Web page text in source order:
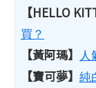
【HELLO
買？
【黃阿瑪】 人
【寶可夢】 純